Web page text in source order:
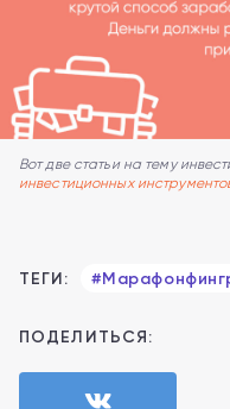
Вот две статьи на тему
инвестиционных
ТЕГИ:
ПОДЕЛИТЬСЯ: